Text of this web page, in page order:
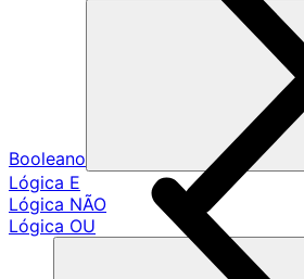
Booleano
Lógica E
Lógica NÃO
Lógica OU